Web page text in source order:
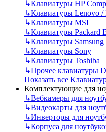
↳Клавиатуры HP
↳Клавиатуры Lenovo
↳Клавиатуры MSI
↳Клавиатуры Packard
↳Клавиатуры Samsung
↳Клавиатуры Sony
↳Клавиатуры Toshiba
↳Прочее клавиатуры
Показать все
Комплектующие для
↳Вебкамеры для
↳Видеокарты для
↳Инверторы для
↳Корпуса для